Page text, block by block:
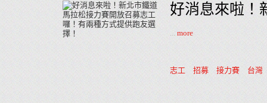
好消息來啦！
... more
志工 招募 接力賽 台灣